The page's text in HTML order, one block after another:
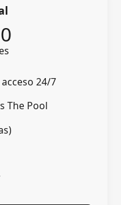
24/7
The Pool